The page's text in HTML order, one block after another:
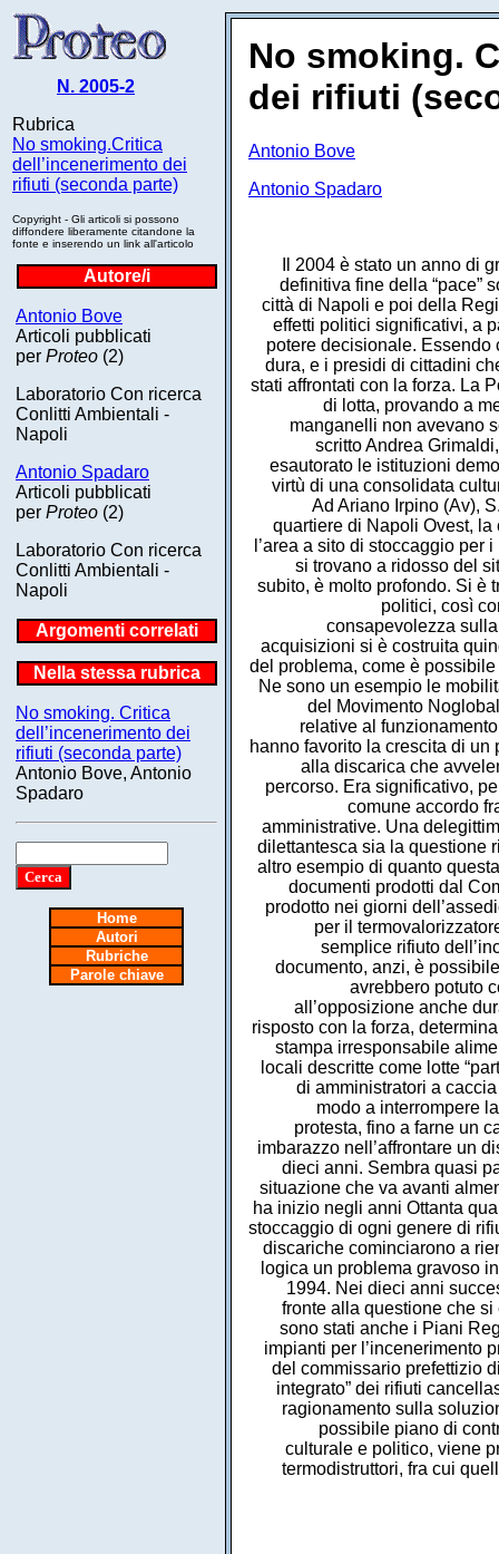
N. 2005-2
Rubrica
No smoking.Critica
dell’incenerimento dei
rifiuti (seconda parte)
Copyright - Gli articoli si possono
diffondere liberamente citandone la
fonte e inserendo un link all'articolo
Autore/i
Antonio Bove
Articoli pubblicati
per Proteo (2)
Laboratorio Con ricerca
Conlitti Ambientali -
Napoli
Antonio Spadaro
Articoli pubblicati
per Proteo (2)
Laboratorio Con ricerca
Conlitti Ambientali -
Napoli
Argomenti correlati
Nella stessa rubrica
No smoking. Critica
dell’incenerimento dei
rifiuti (seconda parte)
Antonio Bove, Antonio
Spadaro
Home
Autori
Rubriche
Parole chiave
No smoking.
dei rifiuti
Antonio Bove
Antonio Spadaro
Il 2004 è stato un anno di
definitiva fine della “pace”
città di Napoli e poi della
effetti politici significativi, a
potere decisionale.
dura, e i presidi di cittadini
stati affrontati con la forza. La
di lotta, provando a
manganelli non avevano
scritto Andrea
esautorato le istituzioni
virtù di una consolidata
Ad Ariano Irpino (Av),
quartiere di Napoli Ovest,
l’area a sito di stoccaggio
si trovano a ridosso del
subito, è molto profondo. Si è
politici, così
consapevolezza
acquisizioni si è costruita
del problema, come è
Ne sono un esempio le
del Movimento
relative al
hanno favorito la crescita di un
alla discarica che
percorso. Era significativo,
comune accordo
amministrative. Una
dilettantesca sia la questione
altro esempio di quanto
documenti prodotti dal
prodotto nei giorni
per il
semplice rifiuto
documento, anzi, è
avrebbero potuto
all’opposizione anche
risposto con la forza,
stampa irresponsabile
locali descritte come lotte
di amministratori a
modo a interrompere
protesta, fino a farne un
imbarazzo nell’affrontare un
dieci anni. Sembra quasi
situazione che va avanti
ha inizio negli anni Ottanta
stoccaggio di ogni genere di
discariche cominciarono a
logica un problema gravoso
1994. Nei dieci anni
fronte alla questione che
sono stati anche i Piani
impianti per l’incenerimento
del commissario prefettizio
integrato” dei rifiuti
ragionamento sulla
possibile piano di
culturale e politico, viene
termodistruttori, fra cui